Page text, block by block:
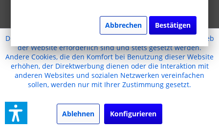
Realisiert mit Shopware
Diese Website benutzt Cookies, die für den technischen Betrieb
der Website erforderlich sind und stets gesetzt werden.
Andere Cookies, die den Komfort bei Benutzung dieser Website
erhöhen, der Direktwerbung dienen oder die Interaktion mit
anderen Websites und sozialen Netzwerken vereinfachen
sollen, werden nur mit Ihrer Zustimmung gesetzt.
Ablehnen Konfigurieren
Abbrechen Bestätigen